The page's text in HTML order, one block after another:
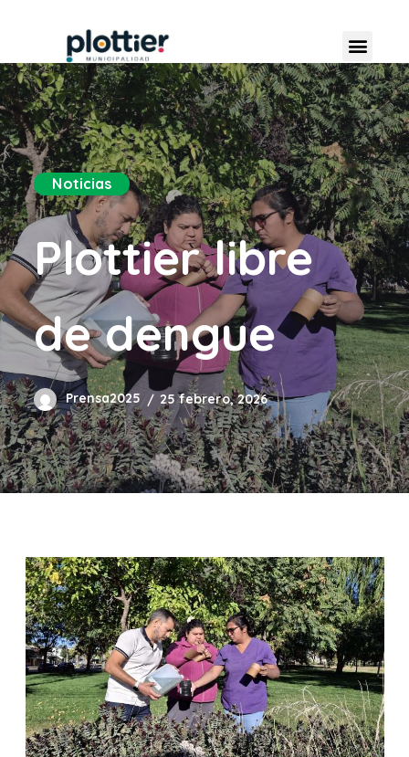
Noticias
Plottier libre
de dengue
Prensa2025 25 febrero, 2026